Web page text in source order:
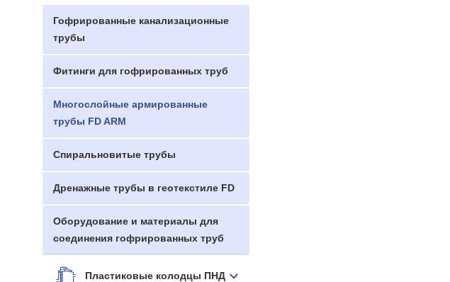
Гофрированные канализационные
трубы
Фитинги для гофрированных труб
Многослойные армированные
трубы FD ARM
Спиральновитые трубы
Дренажные трубы в геотекстиле FD
Оборудование и материалы для
соединения гофрированных труб
Пластиковые колодцы ПНД